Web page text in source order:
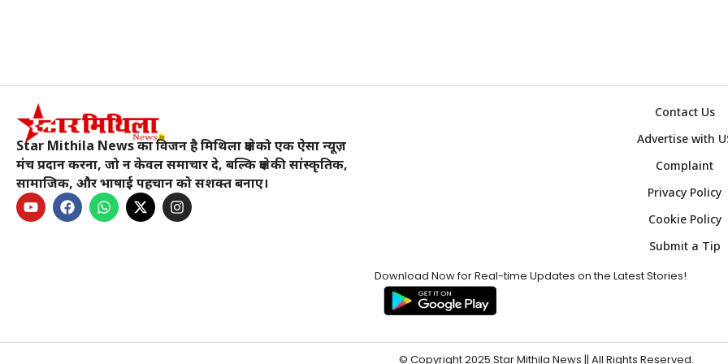
Star Mithila News का विजन है मिथिला क्षेत्र को एक ऐसा न्यूज़
मंच प्रदान करना, जो न केवल समाचार दे, बल्कि क्षेत्र की सांस्कृतिक,
सामाजिक, और भाषाई पहचान को सशक्त बनाए।
Contact Us
Advertise with
Complaint
Privacy Policy
Cookie Policy
Submit a Tip
Download Now for Real-time Updates on the Latest Stories!
© Copyright 2025 Star Mithila News || All Rights Reserved.